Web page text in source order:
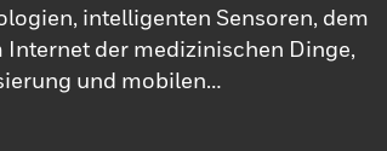
intelligenten Sensoren, dem
Internet der medizinischen Dinge,
und mobilen